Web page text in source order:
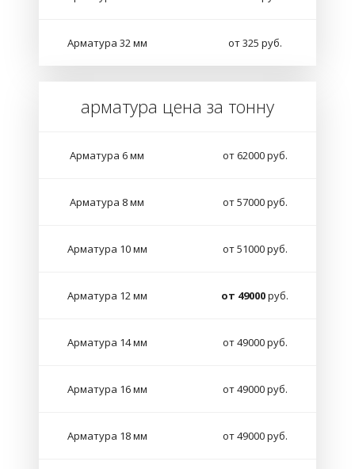
Арматура 32 мм от 325 руб.
арматура цена за тонну
Арматура 6 мм от 62000 руб.
Арматура 8 мм от 57000 руб.
Арматура 10 мм от 51000 руб.
Арматура 12 мм от 49000руб.
Арматура 14 мм от 49000 руб.
Арматура 16 мм от 49000 руб.
Арматура 18 мм от 49000 руб.